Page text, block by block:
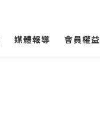
媒體報導 會員權益